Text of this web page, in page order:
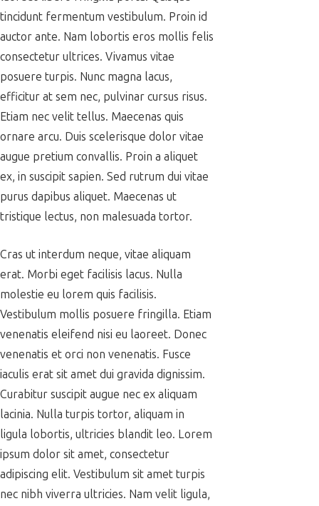
tincidunt fermentum vestibulum. Proin id
auctor ante. Nam lobortis eros mollis felis
consectetur ultrices. Vivamus vitae
posuere turpis. Nunc magna lacus,
efficitur at sem nec, pulvinar cursus risus.
Etiam nec velit tellus. Maecenas quis
ornare arcu. Duis scelerisque dolor vitae
augue pretium convallis. Proin a aliquet
ex, in suscipit sapien. Sed rutrum dui vitae
purus dapibus aliquet. Maecenas ut
tristique lectus, non malesuada tortor.
Cras ut interdum neque, vitae aliquam
erat. Morbi eget facilisis lacus. Nulla
molestie eu lorem quis facilisis.
Vestibulum mollis posuere fringilla. Etiam
venenatis eleifend nisi eu laoreet. Donec
venenatis et orci non venenatis. Fusce
iaculis erat sit amet dui gravida dignissim.
Curabitur suscipit augue nec ex aliquam
lacinia. Nulla turpis tortor, aliquam in
ligula lobortis, ultricies blandit leo. Lorem
ipsum dolor sit amet, consectetur
adipiscing elit. Vestibulum sit amet turpis
nec nibh viverra ultricies. Nam velit ligula,